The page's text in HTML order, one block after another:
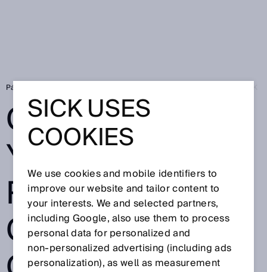
Página de inicio
COBOTS CLAUS
Y CLARA:
ROBÓTICA
COLABORATIVA
SICK USES
COOKIES
We use cookies and mobile identifiers to
improve our website and tailor content to
your interests. We and selected partners,
including Google, also use them to process
personal data for personalized and
non‑personalized advertising (including ads
personalization), as well as measurement